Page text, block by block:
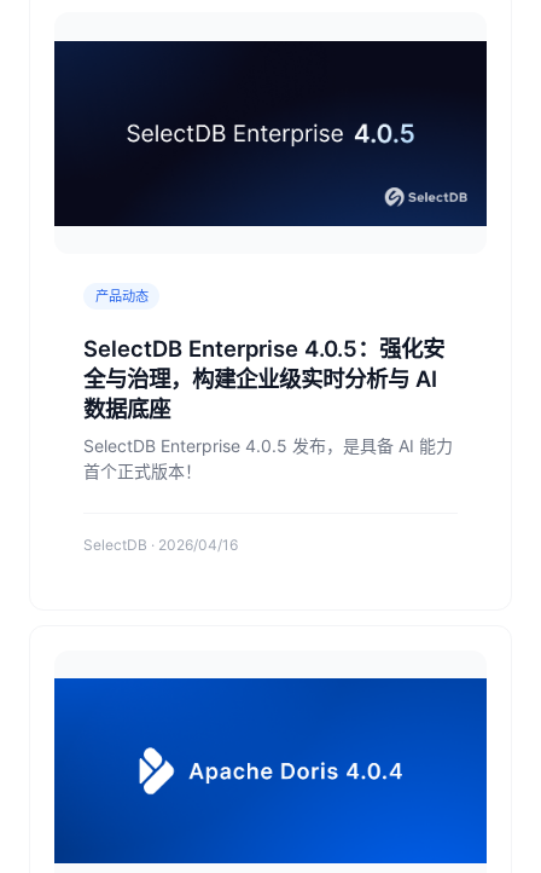
产品动态
SelectDB Enterprise 4.0.5：强化安
全与治理，构建企业级实时分析与 AI
数据底座
SelectDB Enterprise 4.0.5 发布，是具备 AI 能力
首个正式版本！
SelectDB · 2026/04/16